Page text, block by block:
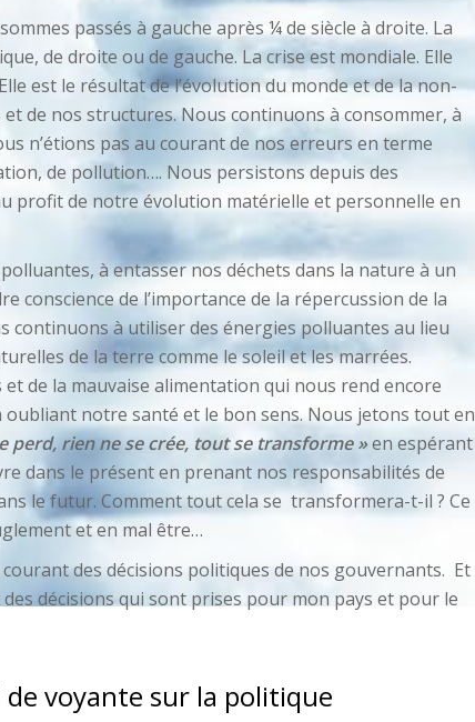
passés à gauche après ¼ de siècle à droite. La
de droite ou de gauche. La crise est mondiale. Elle
est le résultat de l’évolution du monde et de la non-
de nos structures. Nous continuons à consommer, à
n’étions pas au courant de nos erreurs en terme
de pollution…. Nous persistons depuis des
profit de notre évolution matérielle et personnelle en
à entasser nos déchets dans la nature à un
conscience de l’importance de la répercussion de la
à utiliser des énergies polluantes au lieu
de la terre comme le soleil et les marrées.
de la mauvaise alimentation qui nous rend encore
notre santé et le bon sens. Nous jetons tout en
perd, rien ne se crée, tout se transforme »en espérant
dans le présent en prenant nos responsabilités de
le futur. Comment tout cela se transformera-t-il ? Ce
et en mal être…
des décisions politiques de nos gouvernants. Et
décisions qui sont prises pour mon pays et pour le
voyante sur la politique